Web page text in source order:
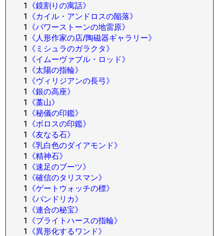
1
《鏡割りの寓話》
1
《カイル・アンドロスの陥落》
1
《パワーストーンの地雷原》
1
《人形作家の店/陶磁器ギャラリー》
1
《ミシュラのガラクタ》
1
《イムーヴァブル・ロッド》
1
《太陽の指輪》
1
《ヴィリジアンの長弓》
1
《銀の高座》
1
《藁山》
1
《秘儀の印鑑》
1
《ボロスの印鑑》
1
《友なる石》
1
《乳白色のダイアモンド》
1
《精神石》
1
《速足のブーツ》
1
《確信のタリスマン》
1
《ゲートウォッチの標》
1
《パンドリカ》
1
《連合の秘宝》
1
《ブライトハースの指輪》
1
《異形化するワンド》